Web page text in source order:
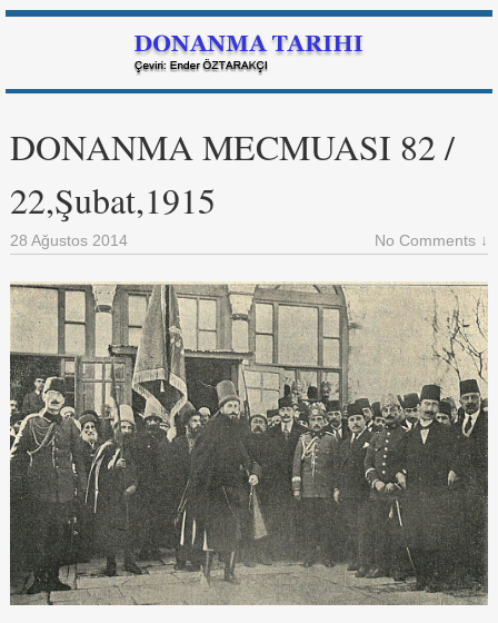
DONANMA MECMUASI 82 /
22,Şubat,1915
28 Ağustos 2014 No Comments ↓